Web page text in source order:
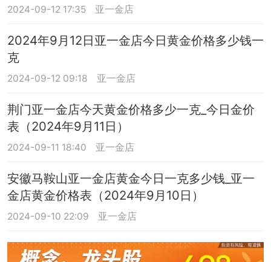
2024-09-12 17:35 亚一金店
2024年9月12日亚一金店今日黄金价格多少钱一
克
2024-09-12 09:18 亚一金店
荆门亚一金店今天黄金价格多少一克_今日金价
表（2024年9月11日）
2024-09-11 18:40 亚一金店
安徽马鞍山亚一金店黄金今日一克多少钱_亚一
金店黄金价格表（2024年9月10日）
2024-09-10 22:09 亚一金店